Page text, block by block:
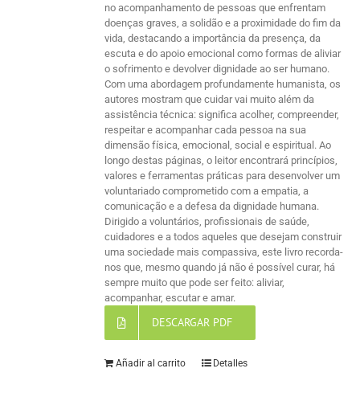
no acompanhamento de pessoas que enfrentam
doenças graves, a solidão e a proximidade do fim da
vida, destacando a importância da presença, da
escuta e do apoio emocional como formas de aliviar
o sofrimento e devolver dignidade ao ser humano.
Com uma abordagem profundamente humanista, os
autores mostram que cuidar vai muito além da
assistência técnica: significa acolher, compreender,
respeitar e acompanhar cada pessoa na sua
dimensão física, emocional, social e espiritual. Ao
longo destas páginas, o leitor encontrará princípios,
valores e ferramentas práticas para desenvolver um
voluntariado comprometido com a empatia, a
comunicação e a defesa da dignidade humana.
Dirigido a voluntários, profissionais de saúde,
cuidadores e a todos aqueles que desejam construir
uma sociedade mais compassiva, este livro recorda-
nos que, mesmo quando já não é possível curar, há
sempre muito que pode ser feito: aliviar,
acompanhar, escutar e amar.
DESCARGAR PDF
Añadir al carrito Detalles